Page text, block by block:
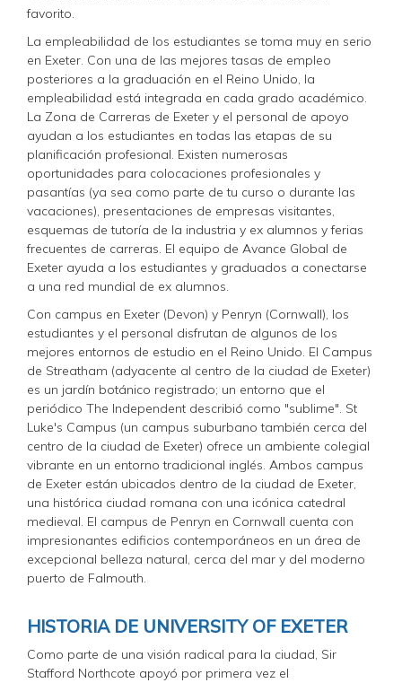
favorito.
La empleabilidad de los estudiantes se toma muy en serio
en Exeter. Con una de las mejores tasas de empleo
posteriores a la graduación en el Reino Unido, la
empleabilidad está integrada en cada grado académico.
La Zona de Carreras de Exeter y el personal de apoyo
ayudan a los estudiantes en todas las etapas de su
planificación profesional. Existen numerosas
oportunidades para colocaciones profesionales y
pasantías (ya sea como parte de tu curso o durante las
vacaciones), presentaciones de empresas visitantes,
esquemas de tutoría de la industria y ex alumnos y ferias
frecuentes de carreras. El equipo de Avance Global de
Exeter ayuda a los estudiantes y graduados a conectarse
a una red mundial de ex alumnos.
Con campus en Exeter (Devon) y Penryn (Cornwall), los
estudiantes y el personal disfrutan de algunos de los
mejores entornos de estudio en el Reino Unido. El Campus
de Streatham (adyacente al centro de la ciudad de Exeter)
es un jardín botánico registrado; un entorno que el
periódico The Independent describió como "sublime". St
Luke's Campus (un campus suburbano también cerca del
centro de la ciudad de Exeter) ofrece un ambiente colegial
vibrante en un entorno tradicional inglés. Ambos campus
de Exeter están ubicados dentro de la ciudad de Exeter,
una histórica ciudad romana con una icónica catedral
medieval. El campus de Penryn en Cornwall cuenta con
impresionantes edificios contemporáneos en un área de
excepcional belleza natural, cerca del mar y del moderno
puerto de Falmouth.
HISTORIA DE UNIVERSITY OF EXETER
Como parte de una visión radical para la ciudad, Sir
Stafford Northcote apoyó por primera vez el